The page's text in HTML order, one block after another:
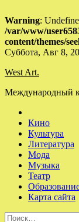
Warning:
/var/www/
content/themes/
Skip
content
Суббота, Авг 8,
West Art.
Международный
Кино
Культура
Литература
Мода
Музыка
Театр
Карта сайта
Найти: